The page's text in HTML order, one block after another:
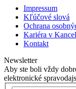
Impressum
Kľúčové slová
Ochrana
Kariéra v
Kontakt
Newsletter
Aby ste boli vždy
elektronické